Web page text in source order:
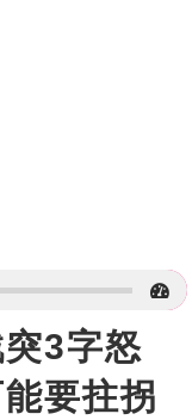
3字怒
要拄拐